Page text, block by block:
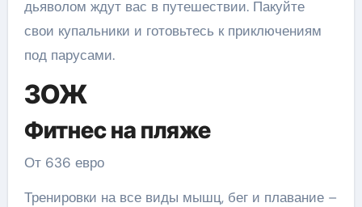
дьяволом ждут вас в путешествии. Пакуйте
свои купальники и готовьтесь к приключениям
под парусами.
ЗОЖ
Фитнес на пляже
От 636 евро
Тренировки на все виды мышц, бег и плавание –